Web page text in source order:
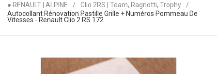
● RENAULT | ALPINE
Clio 2RS | Team, Ragnotti, Trophy
Autocollant Rénovation Pastille Grille + Numéros Pommeau De
Vitesses - Renault Clio 2 RS 172